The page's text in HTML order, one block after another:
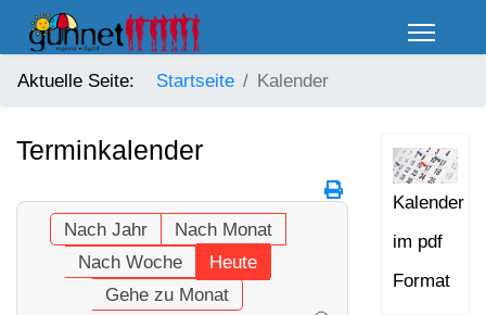
Aktuelle Seite: Startseite Kalender
Terminkalender
Nach Jahr
Nach Monat
Nach Woche
Heute
Gehe zu Monat
Kalender
im pdf
Format